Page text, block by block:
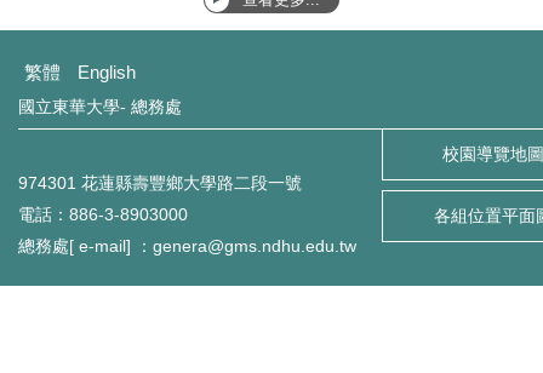
文書組
校級委員會
總務處表單下載
繁體 English
國立東華大學- 總務處
974301 花蓮縣壽豐鄉大學路二段一號
電話：886-3-8903000
總務處[ e-mail] ：genera@gms.ndhu.edu.tw
校園導覽地圖
各組位置平面